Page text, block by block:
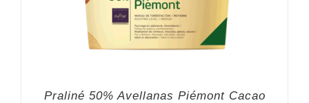
Praliné 50% Avellanas Piémont Cacao